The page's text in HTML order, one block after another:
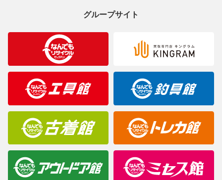
ご理解くださいますようお願い申し上げます。
合がございますのでご了承ください。
※表記したカラー名は、当社が判断した名称を掲載しています。
製造元が定めたカラー名と異なることもあります。色調などご不
明なことがありましたらご購入前にお問い合わせください。
商品について
グループサイト